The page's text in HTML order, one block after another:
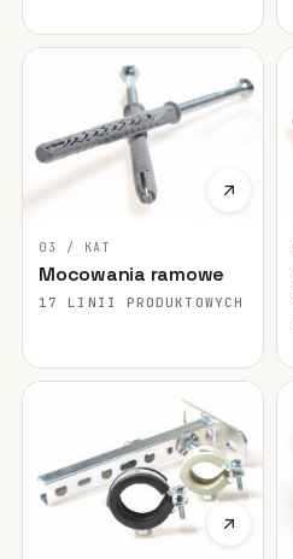
03 / KAT
Mocowania ramowe
17 LINII PRODUKTOWYCH